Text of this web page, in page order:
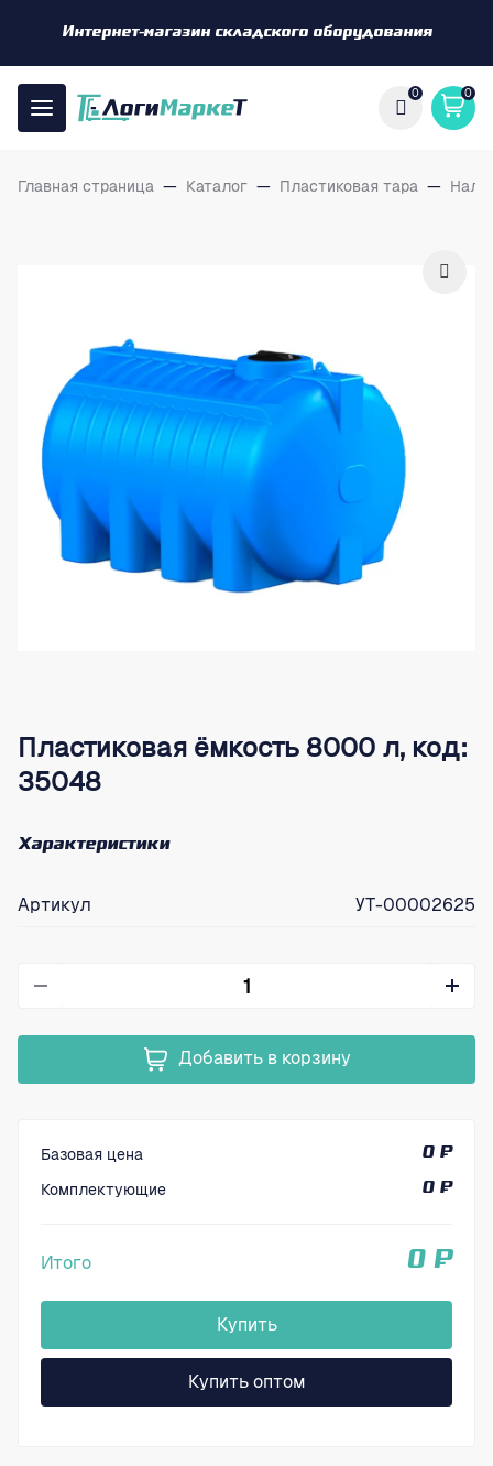
Интернет-магазин складского оборудования
0 0
Главная страница — Каталог — Пластиковая тара —
Пластиковая ёмкость 8000 л, код:
35048
Характеристики
Артикул УТ-00002625
Добавить в корзину
Базовая цена
0 ₽
Комплектующие
0 ₽
Итого 0 ₽
Купить
Купить оптом